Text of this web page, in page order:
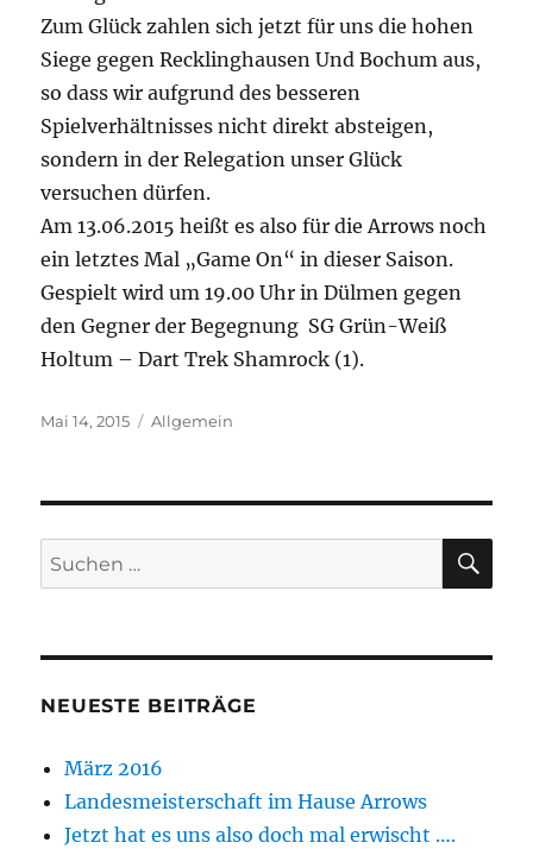
Zum Glück zahlen sich jetzt für uns die hohen
Siege gegen Recklinghausen Und Bochum aus,
so dass wir aufgrund des besseren
Spielverhältnisses nicht direkt absteigen,
sondern in der Relegation unser Glück
versuchen dürfen.
Am 13.06.2015 heißt es also für die Arrows noch
ein letztes Mal „Game On“ in dieser Saison.
Gespielt wird um 19.00 Uhr in Dülmen gegen
den Gegner der Begegnung SG Grün-Weiß
Holtum – Dart Trek Shamrock (1).
Veröffentlicht
Mai 14, 2015 Kategorien
Allgemein
Suchen
nach:
NEUESTE BEITRÄGE
März 2016
Landesmeisterschaft im Hause Arrows
Jetzt hat es uns also doch mal erwischt ….